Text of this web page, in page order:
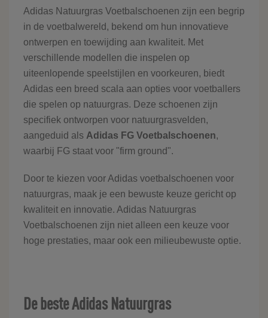
Adidas Natuurgras Voetbalschoenen zijn een begrip
in de voetbalwereld, bekend om hun innovatieve
ontwerpen en toewijding aan kwaliteit. Met
verschillende modellen die inspelen op
uiteenlopende speelstijlen en voorkeuren, biedt
Adidas een breed scala aan opties voor voetballers
die spelen op natuurgras. Deze schoenen zijn
specifiek ontworpen voor natuurgrasvelden,
aangeduid als Adidas FG Voetbalschoenen,
waarbij FG staat voor "firm ground".
Door te kiezen voor Adidas voetbalschoenen voor
natuurgras, maak je een bewuste keuze gericht op
kwaliteit en innovatie. Adidas Natuurgras
Voetbalschoenen zijn niet alleen een keuze voor
hoge prestaties, maar ook een milieubewuste optie.
De beste Adidas Natuurgras